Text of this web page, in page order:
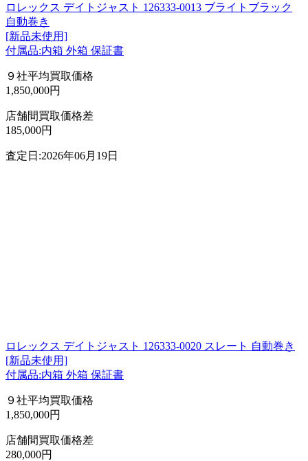
ロレックス デイトジャスト 126333-0013 ブライトブラック
自動巻き
[新品未使用]
付属品:内箱 外箱 保証書
９社平均買取価格
1,850,000円
店舗間買取価格差
185,000円
査定日:2026年06月19日
ロレックス デイトジャスト 126333-0020 スレート 自動巻き
[新品未使用]
付属品:内箱 外箱 保証書
９社平均買取価格
1,850,000円
店舗間買取価格差
280,000円